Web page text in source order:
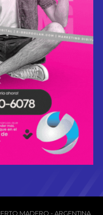
MADERO - ARGENTINA